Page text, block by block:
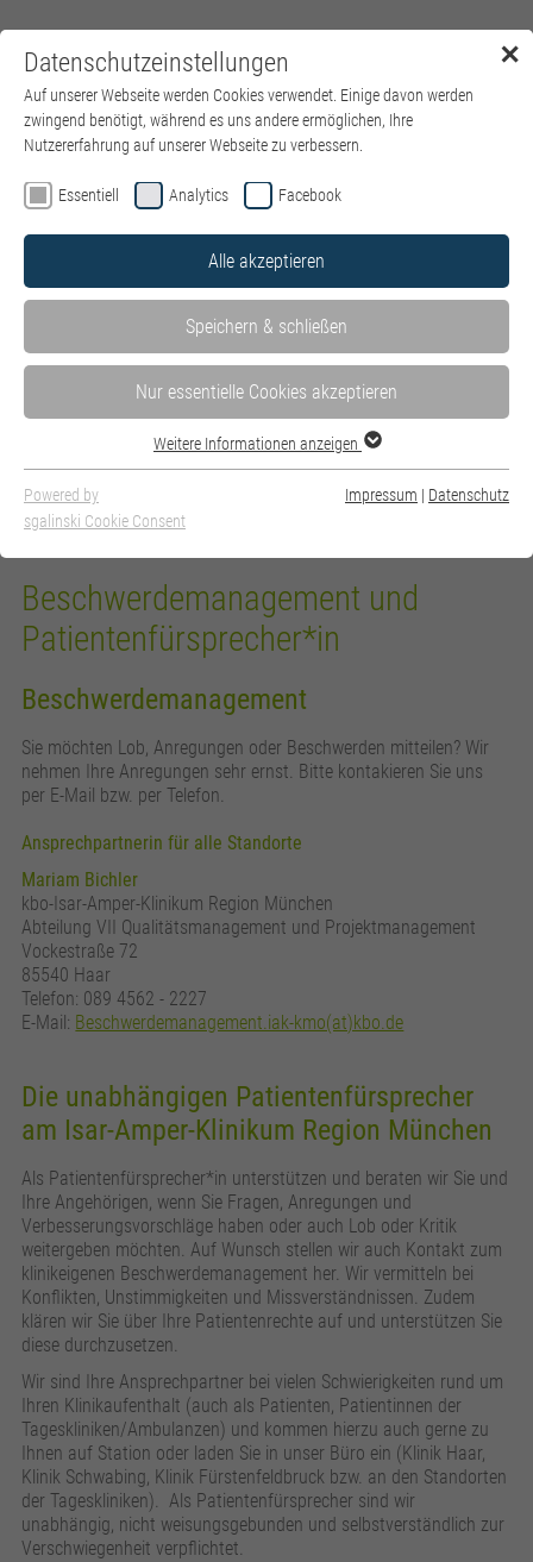
Menü
Beschwerdemanagement und
Patientenfürsprecher*in
Beschwerdemanagement
Sie möchten Lob, Anregungen oder Beschwerden mitteilen? Wir
nehmen Ihre Anregungen sehr ernst. Bitte kontakieren Sie uns
per E-Mail bzw. per Telefon.
Ansprechpartnerin für alle Standorte
Mariam Bichler
kbo-Isar-Amper-Klinikum Region München
Abteilung VII Qualitätsmanagement und Projektmanagement
Vockestraße 72
85540 Haar
Telefon: 089 4562 - 2227
E-Mail: Beschwerdemanagement.iak-kmo(at)kbo.de
Die unabhängigen Patientenfürsprecher
am Isar-Amper-Klinikum Region München
Als Patientenfürsprecher*in unterstützen und beraten wir Sie und
Ihre Angehörigen, wenn Sie Fragen, Anregungen und
Verbesserungsvorschläge haben oder auch Lob oder Kritik
weitergeben möchten. Auf Wunsch stellen wir auch Kontakt zum
klinikeigenen Beschwerdemanagement her. Wir vermitteln bei
Konflikten, Unstimmigkeiten und Missverständnissen. Zudem
klären wir Sie über Ihre Patientenrechte auf und unterstützen Sie
diese durchzusetzen.
Wir sind Ihre Ansprechpartner bei vielen Schwierigkeiten rund um
Ihren Klinikaufenthalt (auch als Patienten, Patientinnen der
Tageskliniken/Ambulanzen) und kommen hierzu auch gerne zu
Ihnen auf Station oder laden Sie in unser Büro ein (Klinik Haar,
Klinik Schwabing, Klinik Fürstenfeldbruck bzw. an den Standorten
der Tageskliniken). Als Patientenfürsprecher sind wir
unabhängig, nicht weisungsgebunden und selbstverständlich zur
Verschwiegenheit verpflichtet.
✕
Datenschutzeinstellungen
Auf unserer Webseite werden Cookies verwendet. Einige davon werden
zwingend benötigt, während es uns andere ermöglichen, Ihre
Nutzererfahrung auf unserer Webseite zu verbessern.
Essentiell Analytics Facebook
Alle akzeptieren
Speichern & schließen
Nur essentielle Cookies akzeptieren
Weitere Informationen anzeigen
Powered by
sgalinski Cookie Consent
Impressum | Datenschutz